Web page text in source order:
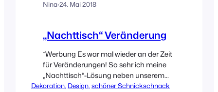
Nina·24. Mai 2018
„Nachttisch“ Veränderung
*Werbung Es war mal wieder an der Zeit
für Veränderungen! So sehr ich meine
„Nachttisch“-Lösung neben unserem
Schrankbett auch mochte, es musste
Dekoration, Design, schöner Schnickschnack